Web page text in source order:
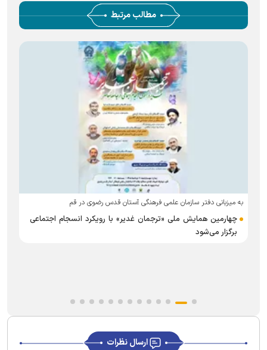
مطالب مرتبط
به میزبانی دفتر سازمان علمی فرهنگی آستان قدس رضوی در قم
چهارمین همایش ملی «ترجمان غدیر» با رویکرد انسجام اجتماعی
برگزار می‌شود
ارسال نظرات